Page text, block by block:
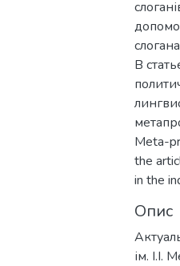
В
Meta-
the
in the
Опис
ім. І.І.